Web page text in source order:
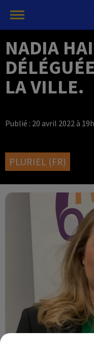
NADIA
LA VILLE.
Publié : 20 avril 2022 à
PLURIEL (FR)